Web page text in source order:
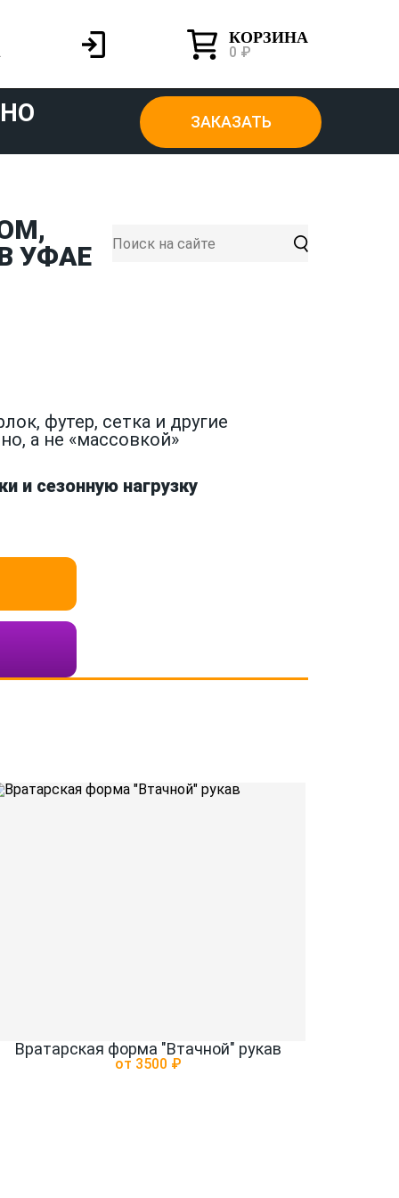
КОРЗИНА
0 ₽
ЗАКАЗАТЬ
УФАЕ
футер, сетка и другие
а не «массовкой»
и сезонную нагрузку
Вратарская форма "Втачной" рукав
от 3500 ₽